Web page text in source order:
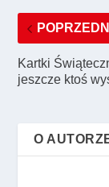
POPRZEDNI
Kartki
jeszcze ktoś
O